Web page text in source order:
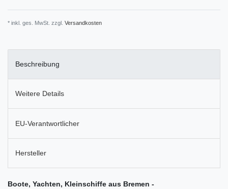
* inkl. ges. MwSt. zzgl. Versandkosten
Beschreibung
Weitere Details
EU-Verantwortlicher
Hersteller
Boote, Yachten, Kleinschiffe aus Bremen -